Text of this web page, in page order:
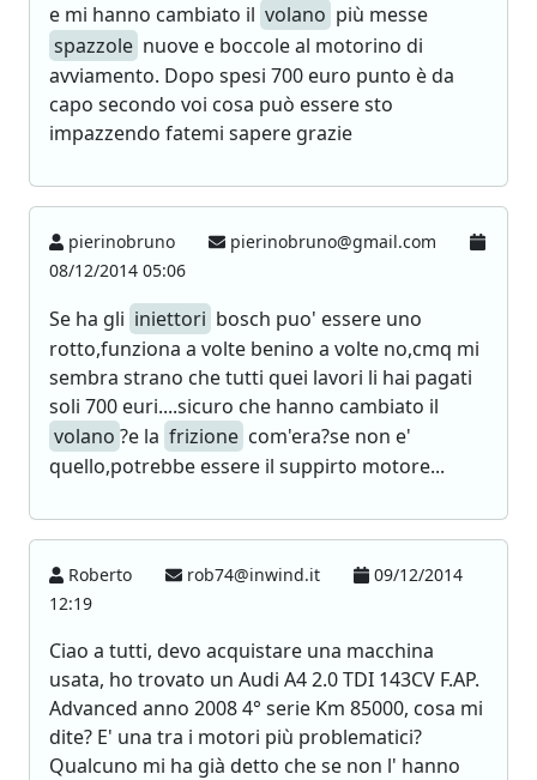
e mi hanno cambiato il volano più messe
spazzole nuove e boccole al motorino di
avviamento. Dopo spesi 700 euro punto è da
capo secondo voi cosa può essere sto
impazzendo fatemi sapere grazie
pierinobruno
pierinobruno@gmail.com
08/12/2014 05:06
Se ha gli iniettori bosch puo' essere uno
rotto,funziona a volte benino a volte no,cmq mi
sembra strano che tutti quei lavori li hai pagati
soli 700 euri....sicuro che hanno cambiato il
volano ?e la frizione com'era?se non e'
quello,potrebbe essere il suppirto motore...
Roberto rob74@inwind.it
09/12/2014
12:19
Ciao a tutti, devo acquistare una macchina
usata, ho trovato un Audi A4 2.0 TDI 143CV F.AP.
Advanced anno 2008 4° serie Km 85000, cosa mi
dite? E' una tra i motori più problematici?
Qualcuno mi ha già detto che se non l' hanno